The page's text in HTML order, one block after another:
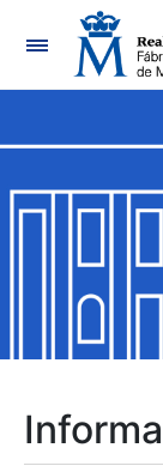
Show/Hide
Show/Hide
Show/Hide